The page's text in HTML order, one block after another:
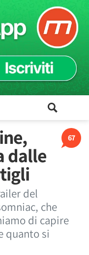
67
dalle
del
che
di capire
quanto si